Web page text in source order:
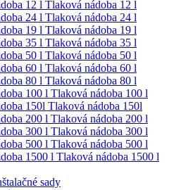
Tlaková nádoba 12 l
Tlaková nádoba 24 l
Tlaková nádoba 19 l
Tlaková nádoba 35 l
Tlaková nádoba 50 l
Tlaková nádoba 60 l
Tlaková nádoba 80 l
Tlaková nádoba 100 l
Tlaková nádoba 150l
Tlaková nádoba 200 l
Tlaková nádoba 300 l
Tlaková nádoba 500 l
Tlaková nádoba 1500 l
sady